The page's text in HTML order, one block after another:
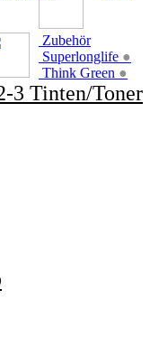
Zubehör
Superlonglife ●
Think Green ●
3 Tinten/Toner